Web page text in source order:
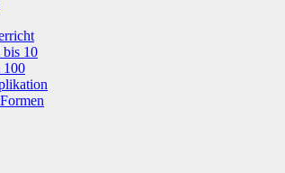
bis 10
100